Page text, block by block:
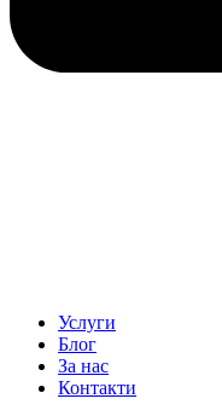
Услуги
Блог
За нас
Контакти